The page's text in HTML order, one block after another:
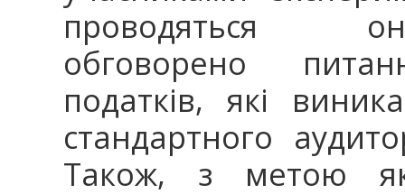
проводяться
обговорено
податків, які
стандартного
Також, з метою